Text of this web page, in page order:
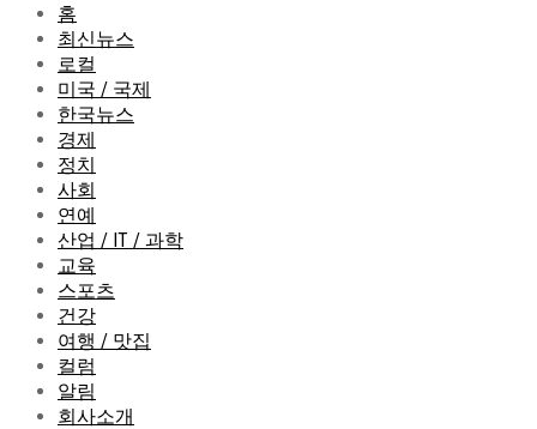
홈
최신뉴스
로컬
미국 / 국제
한국뉴스
경제
정치
사회
연예
산업 / IT / 과학
교육
스포츠
건강
여행 / 맛집
컬럼
알림
회사소개